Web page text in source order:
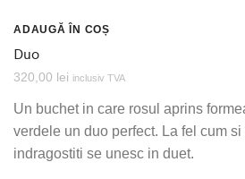
ADAUGĂ ÎN COȘ
Duo
320,00 lei inclusiv TVA
Un buchet in care rosul aprins
verdele un duo perfect. La fel cum
indragostiti se unesc in duet.